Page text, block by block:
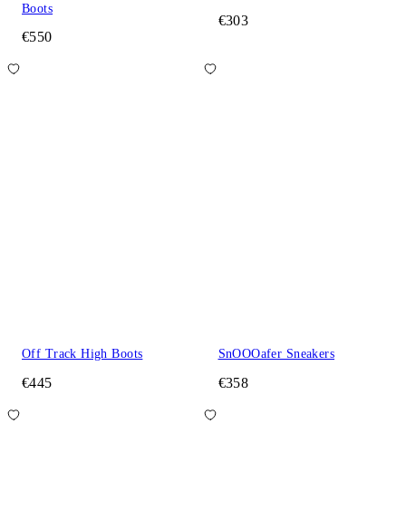
Boots
€550
€303
Off Track High Boots
€445
SnOOOafer Sneakers
€358